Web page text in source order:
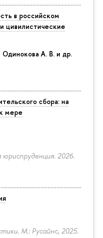
в российском
цивилистические
А. В. и др.
сбора: на
мере
юриспруденция. 2026.
М.: Русайнс, 2025.